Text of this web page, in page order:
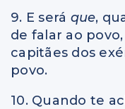
9. E será que,
de falar ao
capitães dos
povo.
10. Quando te